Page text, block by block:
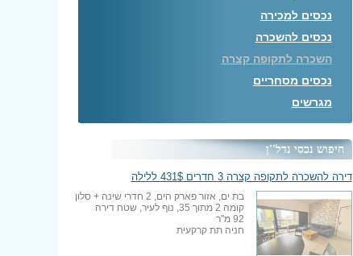
נכסים למכירה
נכסים להשכרה
השכרה לתקופה קצרה
נכסים מסחריים
מגרשים
חיפוש נכסי נדל''ן
דירה להשכרה לתקופה קצרה 3 חדרים 431$ ללילה
בת ים, אזור פארק הים, 2 חדרי שינה + סלון
קומה 2 מתוך 35, נוף לעיר, שטח דירה
92 מ"ר
חניה תת קרקעית